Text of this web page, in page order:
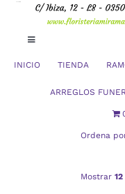
Toggle
INICIO TIENDA
ARREGLOS
Ordena
Mostrar